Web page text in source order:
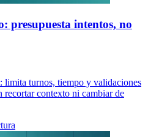
presupuesta intentos, no
limita turnos, tiempo y validaciones
recortar contexto ni cambiar de